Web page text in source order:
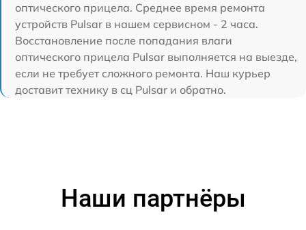
оптического прицела. Среднее время ремонта
устройств Pulsar в нашем сервисном - 2 часа.
Восстановление после попадания влаги
оптического прицела Pulsar выполняется на выезде,
если не требует сложного ремонта. Наш курьер
доставит технику в сц Pulsar и обратно.
Наши партнёры